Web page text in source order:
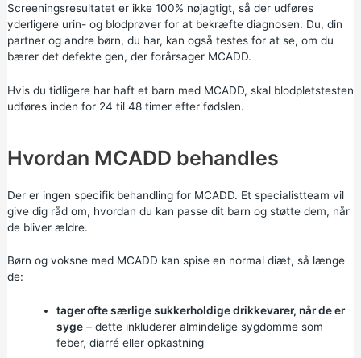
Screeningsresultatet er ikke 100% nøjagtigt, så der udføres
yderligere urin- og blodprøverfor at bekræfte diagnosen. Du, din
partner og andre børn, du har, kan også testes for at se, om du
bærer det defekte gen, der forårsager MCADD.
Hvis du tidligere har haft et barn med MCADD, skal blodpletstesten
udføres inden for 24 til 48 timer efter fødslen.
Hvordan MCADD behandles
Der er ingen specifik behandling for MCADD. Et specialistteam vil
give dig råd om, hvordan du kan passe dit barn og støtte dem, når
de bliver ældre.
Børn og voksne med MCADD kan spise en normal diæt, så længe
de:
tager ofte særlige sukkerholdige drikkevarer, når de er
syge– dette inkluderer almindelige sygdomme som
feber, diarréeller opkastning